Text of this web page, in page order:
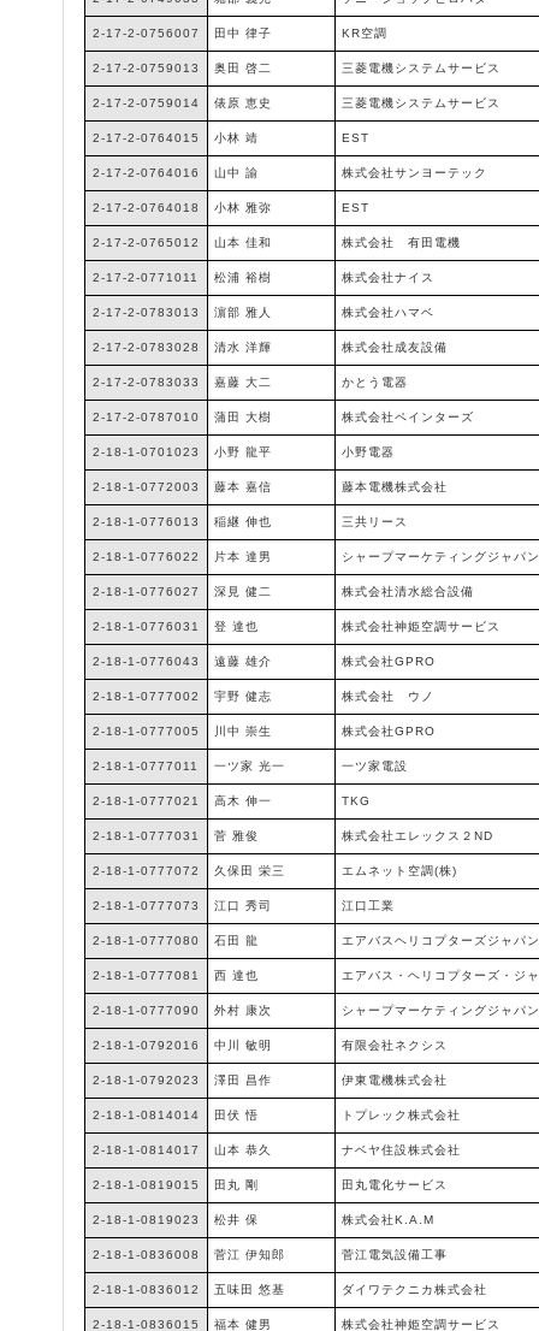
2-17-2-0756007 田中 律子 KR空調
2-17-2-0759013 奥田 啓二 三菱電機システムサービス
2-17-2-0759014 俵原 恵史 三菱電機システムサービス
2-17-2-0764015 小林 靖 EST
2-17-2-0764016 山中 諭 株式会社サンヨーテック
2-17-2-0764018 小林 雅弥 EST
2-17-2-0765012 山本 佳和 株式会社 有田電機
2-17-2-0771011 松浦 裕樹 株式会社ナイス
2-17-2-0783013 濵部 雅人 株式会社ハマベ
2-17-2-0783028 清水 洋輝 株式会社成友設備
2-17-2-0783033 嘉藤 大二 かとう電器
2-17-2-0787010 蒲田 大樹 株式会社ペインターズ
2-18-1-0701023 小野 龍平 小野電器
2-18-1-0772003 藤本 嘉信 藤本電機株式会社
2-18-1-0776013 稲継 伸也 三共リース
2-18-1-0776022 片本 達男 シャープマーケティングジャパ
2-18-1-0776027 深見 健二 株式会社清水総合設備
2-18-1-0776031 登 達也 株式会社神姫空調サービス
2-18-1-0776043 遠藤 雄介 株式会社GPRO
2-18-1-0777002 宇野 健志 株式会社 ウノ
2-18-1-0777005 川中 崇生 株式会社GPRO
2-18-1-0777011 一ツ家 光一 一ツ家電設
2-18-1-0777021 高木 伸一 TKG
2-18-1-0777031 菅 雅俊 株式会社エレックス２ND
2-18-1-0777072 久保田 栄三 エムネット空調(株)
2-18-1-0777073 江口 秀司 江口工業
2-18-1-0777080 石田 龍 エアバスヘリコプターズジャパ
2-18-1-0777081 西 達也 エアバス・ヘリコプターズ・ジ
2-18-1-0777090 外村 康次 シャープマーケティングジャパン
2-18-1-0792016 中川 敏明 有限会社ネクシス
2-18-1-0792023 澤田 昌作 伊東電機株式会社
2-18-1-0814014 田伏 悟 トプレック株式会社
2-18-1-0814017 山本 恭久 ナベヤ住設株式会社
2-18-1-0819015 田丸 剛 田丸電化サービス
2-18-1-0819023 松井 保 株式会社K.A.M
2-18-1-0836008 菅江 伊知郎 菅江電気設備工事
2-18-1-0836012 五味田 悠基 ダイワテクニカ株式会社
2-18-1-0836015 福本 健男 株式会社神姫空調サービス